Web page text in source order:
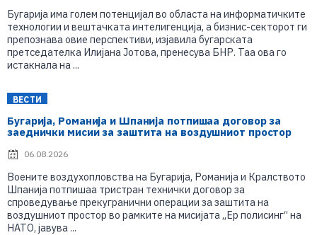
Бугарија има голем потенцијал во областа на информатичките
технологии и вештачката интелигенција, а бизнис-секторот ги
препознава овие перспективи, изјавила бугарската
претседателка Илијана Јотова, пренесува БНР. Таа ова го
истакнала на ...
ВЕСТИ
Бугарија, Романија и Шпанија потпишаа договор за
заеднички мисии за заштита на воздушниот простор
06.08.2026
Воените воздухопловства на Бугарија, Романија и Кралството
Шпанија потпишаа тристран технички договор за
спроведување прекугранични операции за заштита на
воздушниот простор во рамките на мисијата „Ер полисинг“ на
НАТО, јавува ...